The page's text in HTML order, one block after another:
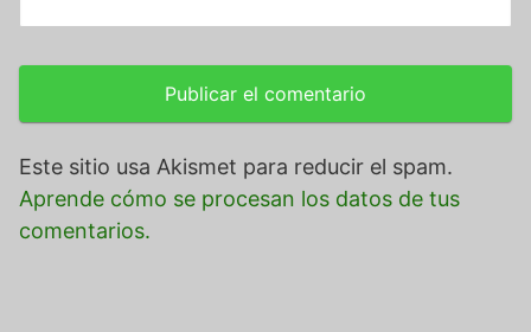
Este sitio usa Akismet para reducir el spam.
Aprende cómo se procesan los datos de tus
comentarios.